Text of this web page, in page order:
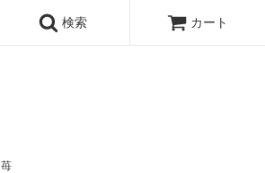
検索 カート
苺